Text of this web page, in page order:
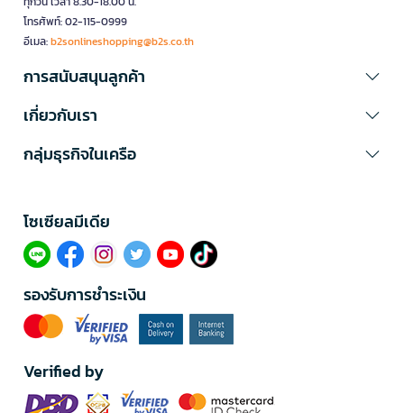
โทรศัพท์: 02-115-0999
อีเมล:b2sonlineshopping@b2s.co.th
การสนับสนุนลูกค้า
เกี่ยวกับเรา
กลุ่มธุรกิจในเครือ
โซเซียลมีเดีย​
รองรับการชำระเงิน
Verified by